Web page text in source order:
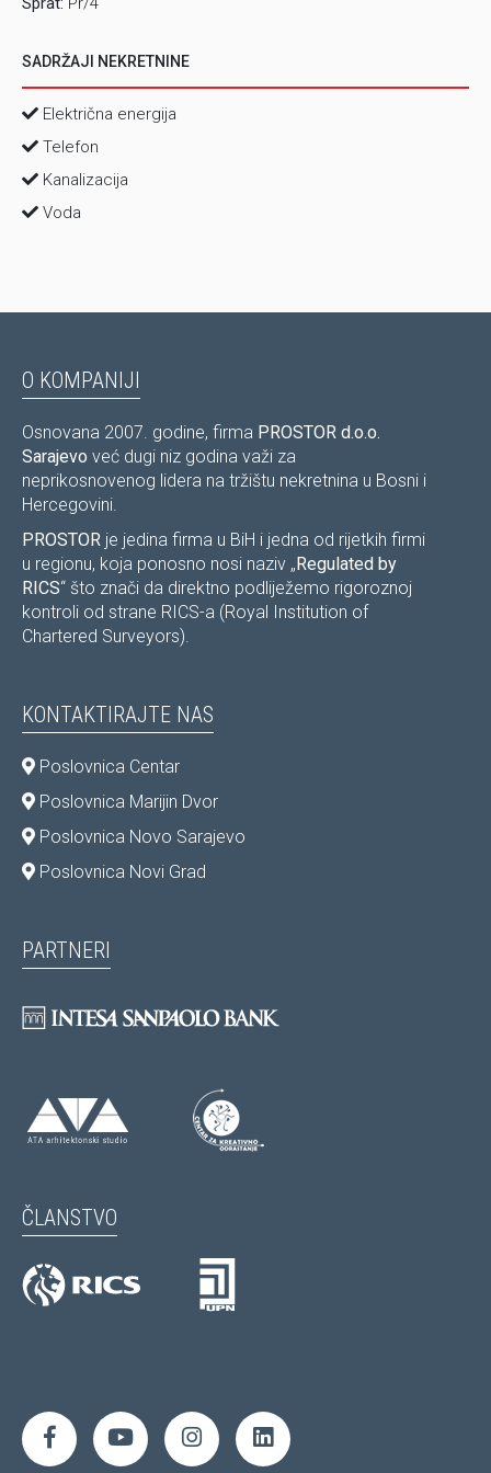
kupca/zakupca kojeg vlasnik odabere uz posredovanje
SADRŽAJI NEKRETNINE
Električna energija
Telefon
Kanalizacija
Voda
O KOMPANIJI
Osnovana 2007. godine, firma PROSTOR d.o.o.
Sarajevo već dugi niz godina važi za
neprikosnovenog lidera na tržištu nekretnina u Bosni i
Hercegovini.
PROSTOR je jedina firma u BiH i jedna od rijetkih firmi
u regionu, koja ponosno nosi naziv „Regulated by
RICS“ što znači da direktno podliježemo rigoroznoj
kontroli od strane RICS-a (Royal Institution of
Chartered Surveyors).
KONTAKTIRAJTE NAS
Poslovnica Centar
Poslovnica Marijin Dvor
Poslovnica Novo Sarajevo
Poslovnica Novi Grad
PARTNERI
ČLANSTVO